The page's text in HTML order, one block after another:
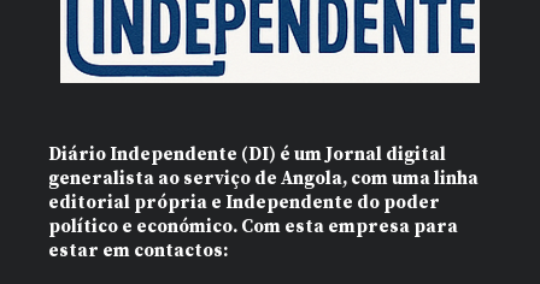
Diário Independente (DI) é um Jornal digital
generalista ao serviço de Angola, com uma linha
editorial própria e Independente do poder
político e económico. Com esta empresa para
estar em contactos: